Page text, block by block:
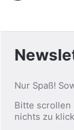
Nur Spaß!
Bitte scrollen
nichts zu